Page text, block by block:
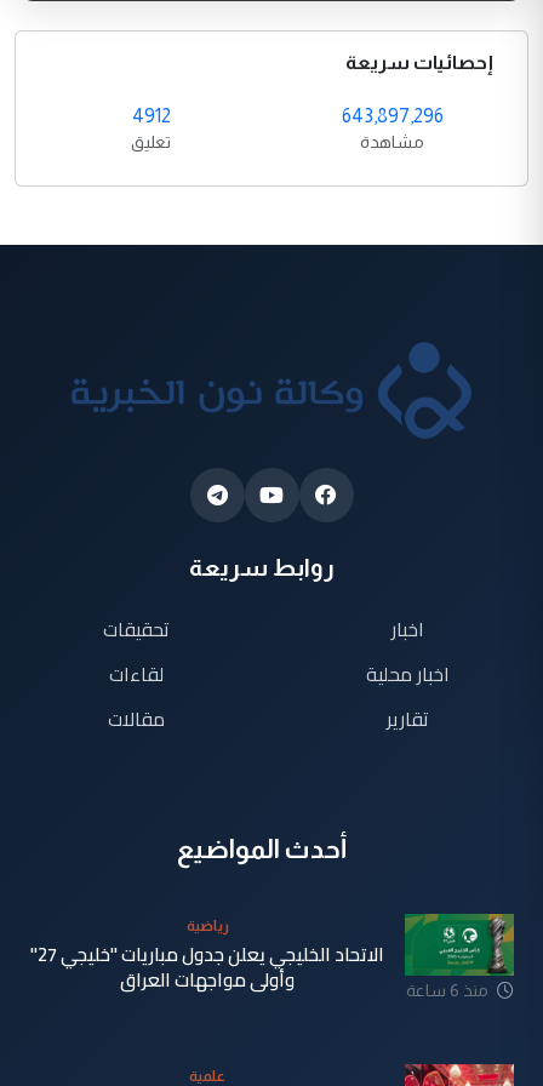
إحصائيات سريعة
643,897,296
مشاهدة
4912
تعليق
روابط سريعة
اخبار
اخبار محلية
تقارير
تحقيقات
لقاءات
مقالات
أحدث المواضيع
منذ 6 ساعة
رياضية
الاتحاد الخليجي يعلن جدول مباريات "خليجي 27"
وأولى مواجهات العراق
علمية